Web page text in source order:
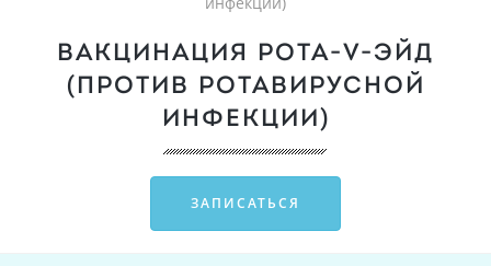
ВАКЦИНАЦИЯ РОТА-V-ЭЙД
(ПРОТИВ РОТАВИРУСНОЙ
ИНФЕКЦИИ)
ЗАПИСАТЬСЯ